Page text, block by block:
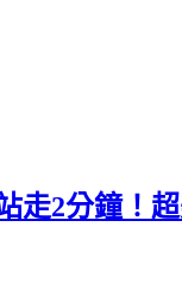
走2分鐘！